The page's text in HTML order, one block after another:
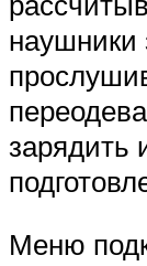
наушники
зарядить
Меню